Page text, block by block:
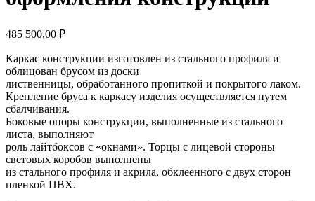
485 500,00 ₽
Каркас конструкции изготовлен из стального профиля и
облицован брусом из доски
лиственницы, обработанного пропиткой и покрытого лаком.
Крепление бруса к каркасу изделия осуществляется путем
сбалчивания.
Боковые опоры конструкции, выполненные из стального
листа, выполняют
роль лайтбоксов с «окнами». Торцы с лицевой стороны
световых коробов выполнены
из стального профиля и акрила, обклеенного с двух сторон
пленкой ПВХ.